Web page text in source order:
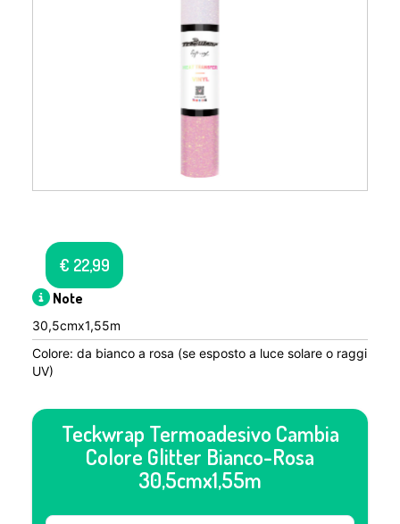
€ 22,99
Note
30,5cmx1,55m
Colore: da bianco a rosa (se esposto a luce solare o raggi
UV)
Teckwrap Termoadesivo Cambia
Colore Glitter Bianco-Rosa
30,5cmx1,55m